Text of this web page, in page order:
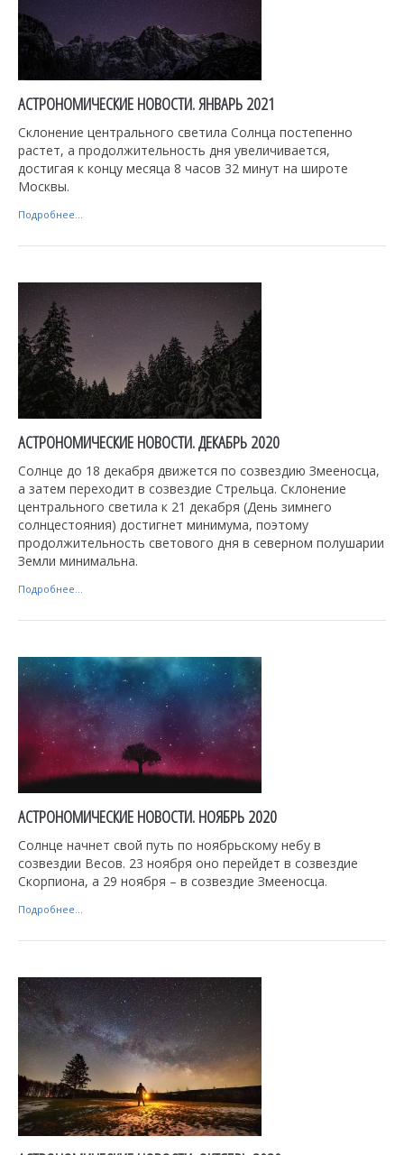
АСТРОНОМИЧЕСКИЕ НОВОСТИ. ЯНВАРЬ 2021
Склонение центрального светила Солнца постепенно
растет, а продолжительность дня увеличивается,
достигая к концу месяца 8 часов 32 минут на широте
Москвы.
Подробнее...
АСТРОНОМИЧЕСКИЕ НОВОСТИ. ДЕКАБРЬ 2020
Солнце до 18 декабря движется по созвездию Змееносца,
а затем переходит в созвездие Стрельца. Склонение
центрального светила к 21 декабря (День зимнего
солнцестояния) достигнет минимума, поэтому
продолжительность светового дня в северном полушарии
Земли минимальна.
Подробнее...
АСТРОНОМИЧЕСКИЕ НОВОСТИ. НОЯБРЬ 2020
Солнце начнет свой путь по ноябрьскому небу в
созвездии Весов. 23 ноября оно перейдет в созвездие
Скорпиона, а 29 ноября – в созвездие Змееносца.
Подробнее...